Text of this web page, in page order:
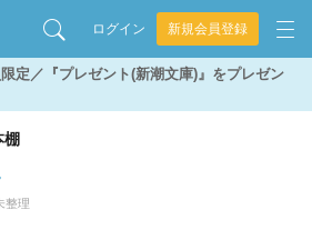
ログイン 新規会員登録
定／『プレゼント(新潮文庫)』をプレゼン
整理